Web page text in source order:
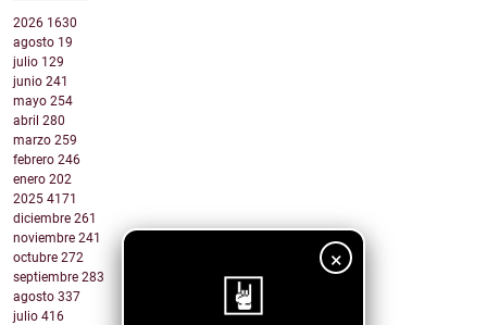
×
2026 1630
agosto 19
julio 129
junio 241
mayo 254
abril 280
marzo 259
febrero 246
enero 202
2025 4171
diciembre 261
noviembre 241
octubre 272
septiembre 283
agosto 337
julio 416